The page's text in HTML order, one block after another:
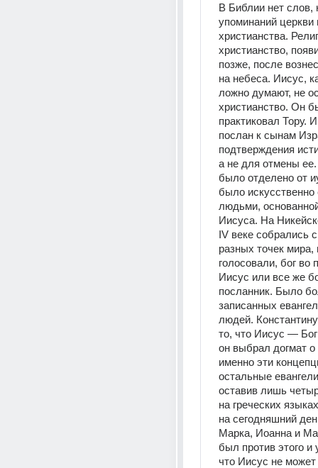
В Библии нет слов,
упоминаний церкви
христианства.
христианство,
позже, после
на небеса. Иисус,
ложно думают, не
христианство. Он
практиковал Тору.
послан к сынам
подтверждения
а не для отмены
было отделено от
было искусственно
людьми,
Иисуса. На
IV веке собрались
разных точек мира,
голосовали, бог во
Иисус или все же
посланник. Было
записанных
людей.
то, что Иисус —
он выбрал догмат о
именно эти
остальные
оставив лишь
на греческих
на сегодняшний
Марка, Иоанна и
был против этого и
что Иисус не